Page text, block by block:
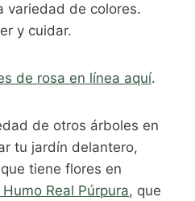
variedad de colores.
y cuidar.
de rosa en línea aquí.
de otros árboles en
tu jardín delantero,
tiene flores en
Real Púrpura, que